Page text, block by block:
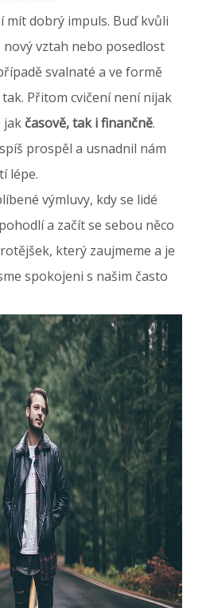
mít dobrý impuls. Buď kvůli
vztah nebo posedlost
svalnaté a ve formě
Přitom cvičení není nijak
jak časově, tak i finančně.
prospěl a usnadnil nám
lépe.
výmluvy, kdy se lidé
a začít se sebou něco
který zaujmeme a je
spokojeni s našim často